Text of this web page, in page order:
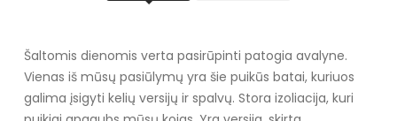
Šaltomis dienomis verta pasirūpinti patogia avalyne.
Vienas iš mūsų pasiūlymų yra šie puikūs batai, kuriuos
galima įsigyti kelių versijų ir spalvų. Stora izoliacija, kuri